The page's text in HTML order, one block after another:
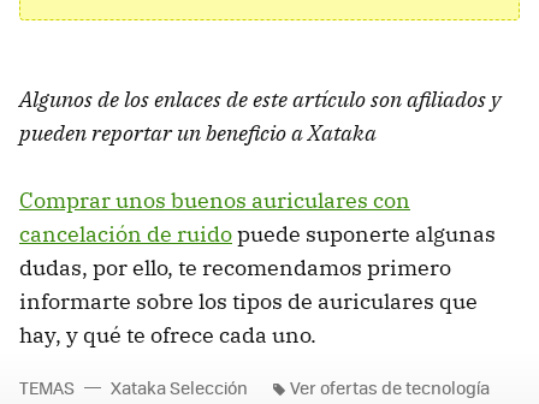
Algunos de los enlaces de este artículo son afiliados y
pueden reportar un beneficio a Xataka
Comprar unos buenos auriculares con
cancelación de ruidopuede suponerte algunas
dudas, por ello, te recomendamos primero
informarte sobre los tipos de auriculares que
hay, y qué te ofrece cada uno.
TEMAS Xataka Selección Ver ofertas de tecnología